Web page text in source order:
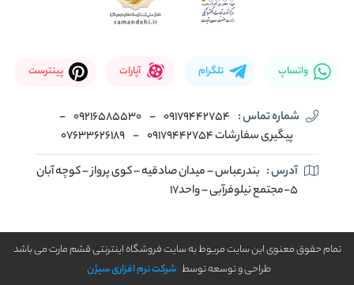
واتساپ تلگرام آپارات پینترست
شماره تماس : 09179442754
-
09216585530
-
پیگیری سفارشات 09179442754
-
07633626189
آدرس : بندرعباس – میدان صادقیه – کوی پرواز – کوچه آبان
5-مجتمع نیلوفرآبی – واحد17
تمام حقوق معنوی این سایت مربوط به سایت فروشگاه اینترنتی قشم مارت می باشد
طراحی و توسعه توسط شرکت نرم افزاری سیژن